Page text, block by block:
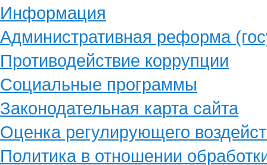
Информация
Административная реформа
Противодействие коррупции
Социальные программы
Законодательная карта сайта
Оценка регулирующего
Политика в отношении